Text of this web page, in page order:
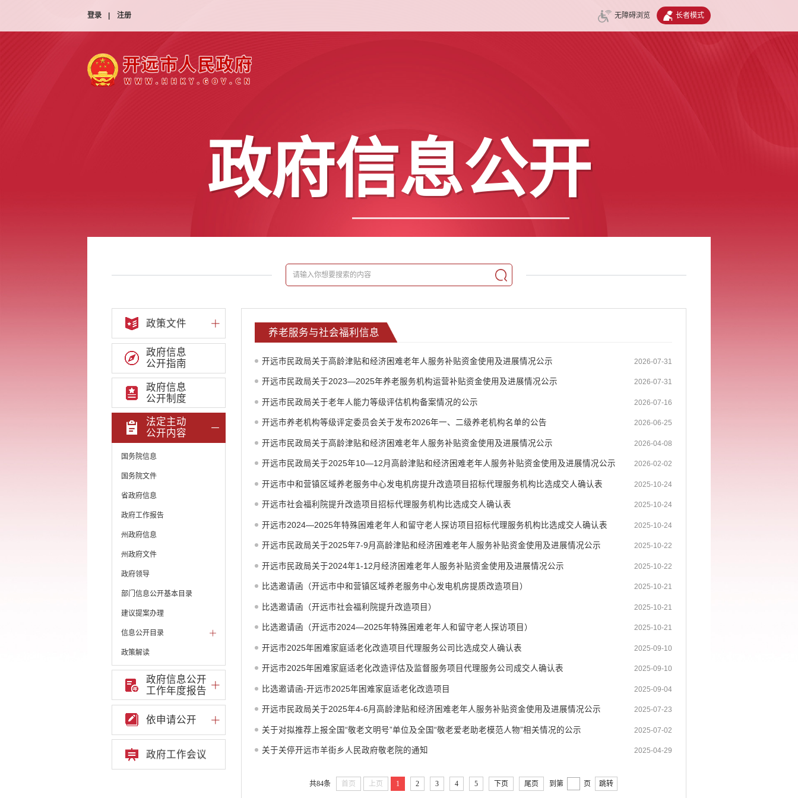
登录 注册 无障碍浏览 长者模式
政府信息公开
政策文件
政府信息
公开指南
政府信息
公开制度
法定主动
公开内容
国务院信息
国务院文件
省政府信息
政府工作报告
州政府信息
州政府文件
政府领导
部门信息公开基本目录
建议提案办理
信息公开目录
政策解读
机构职能和权责清单
自然资源政务公开
重点领域信息公开
重大建设项目信息
安全生产信息公开
民政信息公开
政府信息公开
工作年度报告
依申请公开
政府工作会议
养老服务与社会福利信息
开远市民政局关于高龄津贴和经济困难老年人服务补贴资金使用及进展情况公示 2026-07-31
开远市民政局关于2023—2025年养老服务机构运营补贴资金使用及进展情况公示 2026-07-31
开远市民政局关于老年人能力等级评估机构备案情况的公示 2026-07-16
开远市养老机构等级评定委员会关于发布2026年一、二级养老机构名单的公告 2026-06-25
开远市民政局关于高龄津贴和经济困难老年人服务补贴资金使用及进展情况公示 2026-04-08
开远市民政局关于2025年10—12月高龄津贴和经济困难老年人服务补贴资金使用及进展情况公示 2026-02-02
开远市中和营镇区域养老服务中心发电机房提升改造项目招标代理服务机构比选成交人确认表 2025-10-24
开远市社会福利院提升改造项目招标代理服务机构比选成交人确认表 2025-10-24
开远市2024—2025年特殊困难老年人和留守老人探访项目招标代理服务机构比选成交人确认表 2025-10-24
开远市民政局关于2025年7-9月高龄津贴和经济困难老年人服务补贴资金使用及进展情况公示 2025-10-22
开远市民政局关于2024年1-12月经济困难老年人服务补贴资金使用及进展情况公示 2025-10-22
比选邀请函（开远市中和营镇区域养老服务中心发电机房提质改造项目） 2025-10-21
比选邀请函（开远市社会福利院提升改造项目） 2025-10-21
比选邀请函（开远市2024—2025年特殊困难老年人和留守老人探访项目） 2025-10-21
开远市2025年困难家庭适老化改造项目代理服务公司比选成交人确认表 2025-09-10
开远市2025年困难家庭适老化改造评估及监督服务项目代理服务公司成交人确认表 2025-09-10
比选邀请函-开远市2025年困难家庭适老化改造项目 2025-09-04
开远市民政局关于2025年4-6月高龄津贴和经济困难老年人服务补贴资金使用及进展情况公示 2025-07-23
关于对拟推荐上报全国“敬老文明号”单位及全国“敬老爱老助老模范人物”相关情况的公示 2025-07-02
关于关停开远市羊街乡人民政府敬老院的通知 2025-04-29
共84条 首页 上页 1 2 3 4 5 下页 尾页 到第 页 跳转